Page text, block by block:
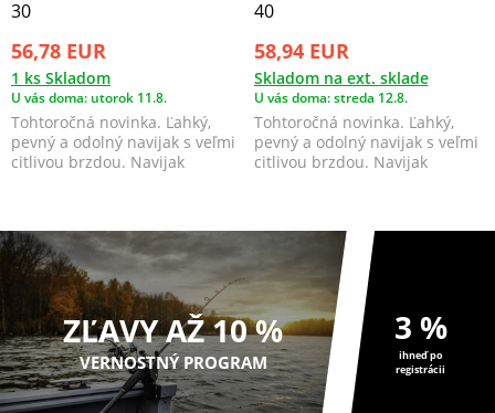
30
56,78 EUR
1 ks Skladom
U vás doma: utorok 11.8.
Tohtoročná novinka. Ľahký,
pevný a odolný navijak s veľmi
citlivou brzdou. Navijak
40
58,94 EUR
Skladom na ext. sklade
U vás doma: streda 12.8.
Tohtoročná novinka. Ľahký,
pevný a odolný navijak s veľmi
citlivou brzdou. Navijak
ZĽAVY AŽ 10 %
VERNOSTNÝ PROGRAM
3 %
ihneď po
registrácii